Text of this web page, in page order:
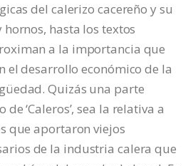
del calerizo cacereño y su
hasta los textos
a la importancia que
el desarrollo económico de la
Quizás una parte
‘Caleros’, sea la relativa a
que aportaron viejos
de la industria calera que